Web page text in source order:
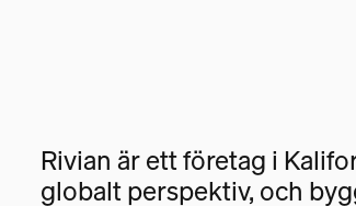
Rivian är ett företag i
globalt perspektiv, och